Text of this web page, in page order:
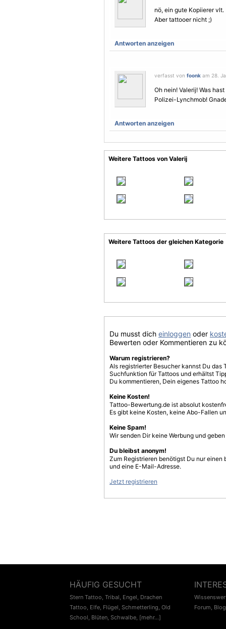
nö, ein gute Kopiierer vlt.
Aber tattooer nicht ;)
Antworten anzeigen
verfasst von foonk am 28.
Oh nein! Valerij! Was
Polizei-Lynchmob!
Antworten anzeigen
Weitere Tattoos von Valerij
Weitere Tattoos der gleichen Kategorie
Du musst dich einloggen oder
Bewerten oder Kommentieren zu
Warum registrieren?
Als registrierter Besucher kannst Du
Suchfunktion für Tattoos und erhältst
Du kommentieren, Dein eigenes Tattoo
Keine Kosten!
Tattoo-Bewertung.de ist absolut
Es gibt keine Kosten, keine Abo-Fallen
Keine Spam!
Wir senden Dir keine Werbung und
Du bleibst anonym!
Zum Registrieren benötigst Du nur einen
und eine E-Mail-Adresse.
Jetzt registrieren
HÄUFIG GESUCHT
Stern Tattoo, Tribal, Engel, Drachen
Tattoo, Elfe, Flügel, Schmetterling, Old
School, Blüten, Schwalbe, [mehr...]
Forum, Blog